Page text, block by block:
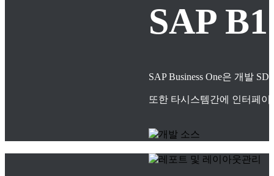
SAP
SAP Business One은 개발
또한 타시스템간에 인터페